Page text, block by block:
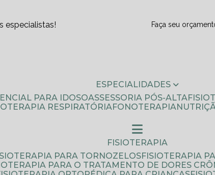
especialistas! Faça seu
ESPECIALIDADES
PARA IDOSO
ASSESSORIA PÓS-ALTA
RESPIRATÓRIA FONOTERAPIA
FISIOTERAPIA
PARA TORNOZELOS FISIOTERAPIA
PARA O TRATAMENTO DE DORES